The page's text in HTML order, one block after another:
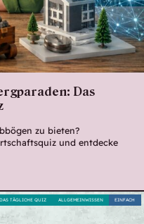
Das
zu bieten?
und entdecke
EINFACH
ALLGEMEINWISSEN
DAS TÄGLICHE QUIZ